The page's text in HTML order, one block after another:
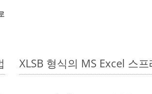
XLSB 형식의 MS Excel 스